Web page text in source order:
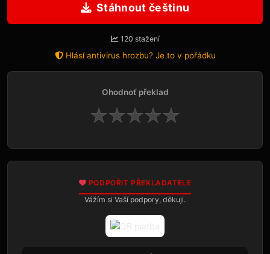
Stáhnout češtinu
120 stažení
Hlásí antivirus hrozbu? Je to v pořádku
Ohodnoť překlad
★★★★★
PODPOŘIT PŘEKLADATELE
Vážím si Vaší podpory, děkuji.